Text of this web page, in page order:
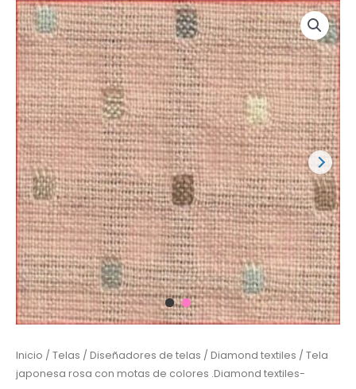
Inicio / Telas / Diseñadores de telas / Diamond textiles / Tela
japonesa rosa con motas de colores .Diamond textiles-